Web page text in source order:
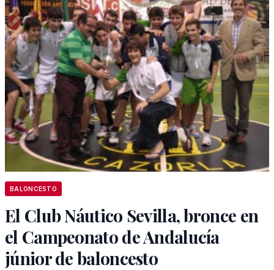
BALONCESTO
El Club Náutico Sevilla, bronce en
el Campeonato de Andalucía
júnior de baloncesto